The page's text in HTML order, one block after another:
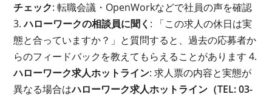
チェック: 転職会議・OpenWorkなどで社員の声を確認
3.ハローワークの相談員に聞く : 「この求人の休日は実
態と合っていますか？」と質問すると、過去の応募者か
らのフィードバックを教えてもらえることがあります 4.
ハローワーク求人ホットライン: 求人票の内容と実態が
異なる場合はハローワーク求人ホットライン（TEL: 03-